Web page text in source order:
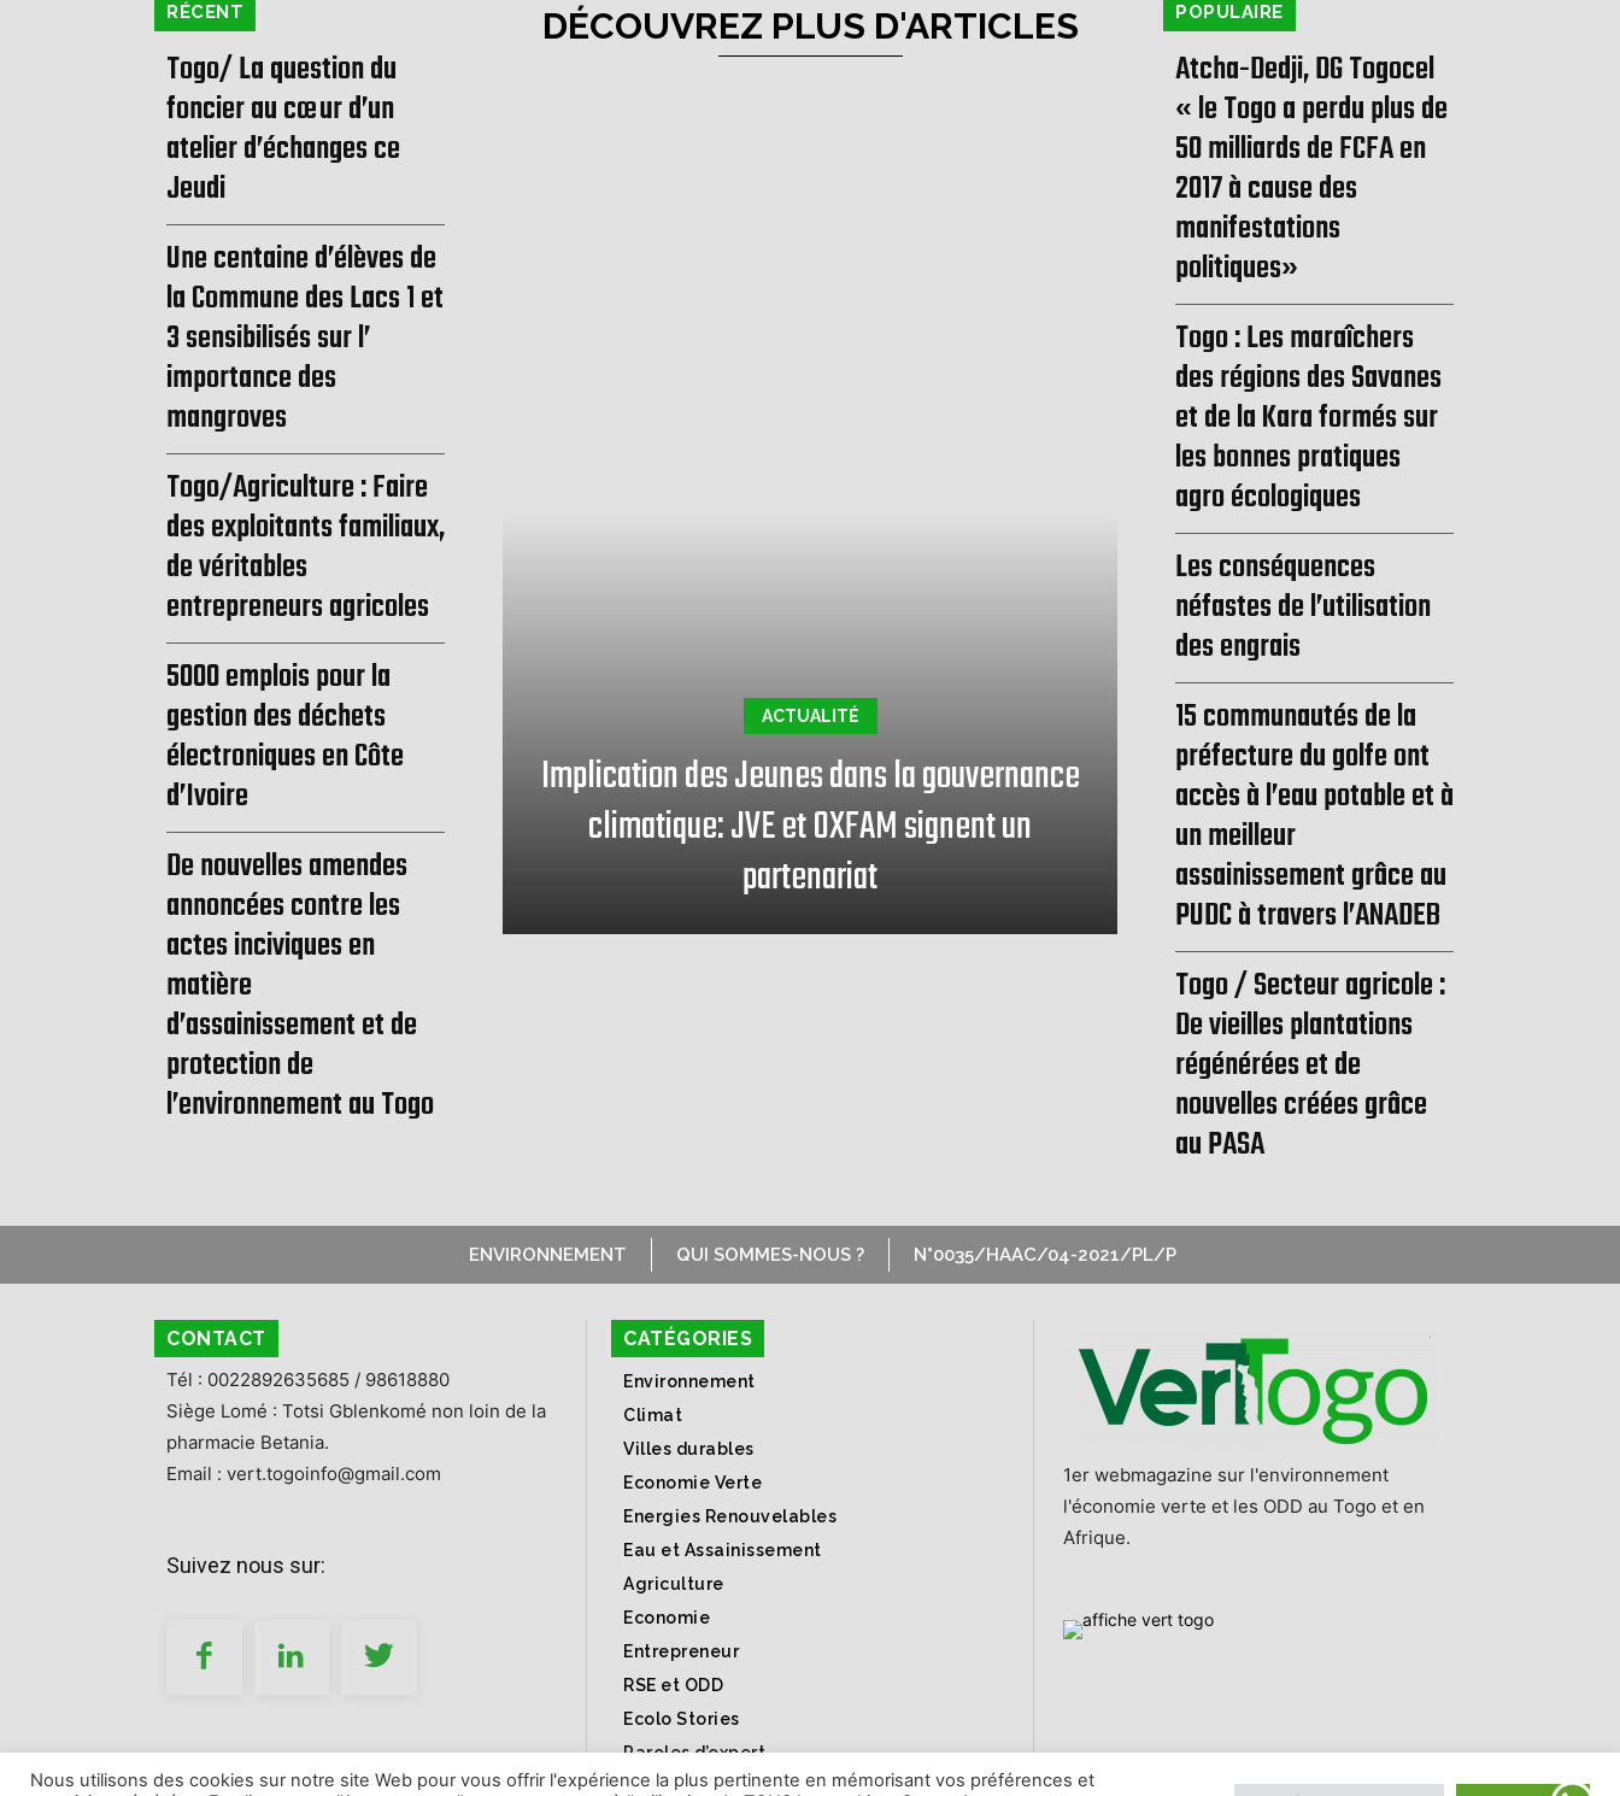
RÉCENT
Togo/ La question du
foncier au cœur d’un
atelier d’échanges ce
Jeudi
Une centaine d’élèves de
la Commune des Lacs 1 et
3 sensibilisés sur l’
importance des
mangroves
Togo/Agriculture : Faire
des exploitants familiaux,
de véritables
entrepreneurs agricoles
5000 emplois pour la
gestion des déchets
électroniques en Côte
d’Ivoire
De nouvelles amendes
annoncées contre les
actes inciviques en
matière
d’assainissement et de
protection de
l’environnement au Togo
DÉCOUVREZ PLUS D'ARTICLES
ACTUALITÉ
Implication des Jeunes dans la gouvernance
climatique: JVE et OXFAM signent un
partenariat
ACTUALITÉ
Covid 19 : Voici pourquoi les
doivent être protégées
POPULAIRE
Atcha-Dedji, DG Togocel
« le Togo a perdu plus de
50 milliards de FCFA en
2017 à cause des
manifestations
politiques»
Togo : Les maraîchers
des régions des Savanes
et de la Kara formés sur
les bonnes pratiques
agro écologiques
Les conséquences
néfastes de l’utilisation
des engrais
15 communautés de la
préfecture du golfe ont
accès à l’eau potable et à
un meilleur
assainissement grâce au
PUDC à travers l’ANADEB
Togo / Secteur agricole :
De vieilles plantations
régénérées et de
nouvelles créées grâce
au PASA
ENVIRONNEMENT QUI SOMMES-NOUS ? N°0035/HAAC/04-2021/PL/P
CONTACT
Tél : 0022892635685 / 98618880
Siège Lomé : Totsi Gblenkomé non loin de la
pharmacie Betania.
Email : vert.togoinfo@gmail.com
Suivez nous sur:
CATÉGORIES
Environnement
Climat
Villes durables
Economie Verte
Energies Renouvelables
Eau et Assainissement
Agriculture
Economie
Entrepreneur
RSE et ODD
Ecolo Stories
Paroles d’expert
1er webmagazine sur l'environnement
l'économie verte et les ODD au Togo et en
Afrique.
Nous utilisons des cookies sur notre site Web pour vous offrir l'expérience la plus pertinente en mémorisant vos préférences et